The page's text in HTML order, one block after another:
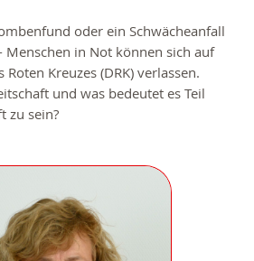
oder ein Schwächeanfall
Menschen in Not können sich auf
Kreuzes (DRK) verlassen.
und was bedeutet es Teil
zu sein?